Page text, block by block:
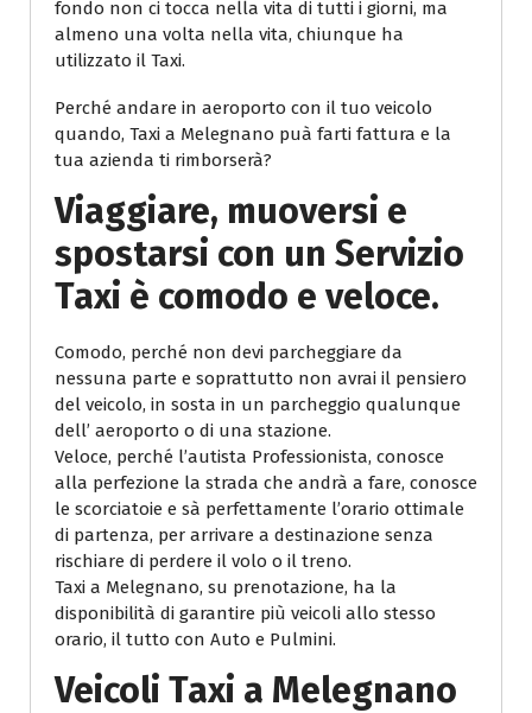
fondo non ci tocca nella vita di tutti i giorni, ma
almeno una volta nella vita, chiunque ha
utilizzato il Taxi.
Perché andare in aeroporto con il tuo veicolo
quando, Taxi a Melegnano puà farti fattura e la
tua azienda ti rimborserà?
Viaggiare, muoversi e
spostarsi con un Servizio
Taxi è comodo e veloce.
Comodo, perché non devi parcheggiare da
nessuna parte e soprattutto non avrai il pensiero
del veicolo, in sosta in un parcheggio qualunque
dell’ aeroporto o di una stazione.
Veloce, perché l’autista Professionista, conosce
alla perfezione la strada che andrà a fare, conosce
le scorciatoie e sà perfettamente l’orario ottimale
di partenza, per arrivare a destinazione senza
rischiare di perdere il volo o il treno.
Taxi a Melegnano, su prenotazione, ha la
disponibilità di garantire più veicoli allo stesso
orario, il tutto con Auto e Pulmini.
Veicoli Taxi a Melegnano